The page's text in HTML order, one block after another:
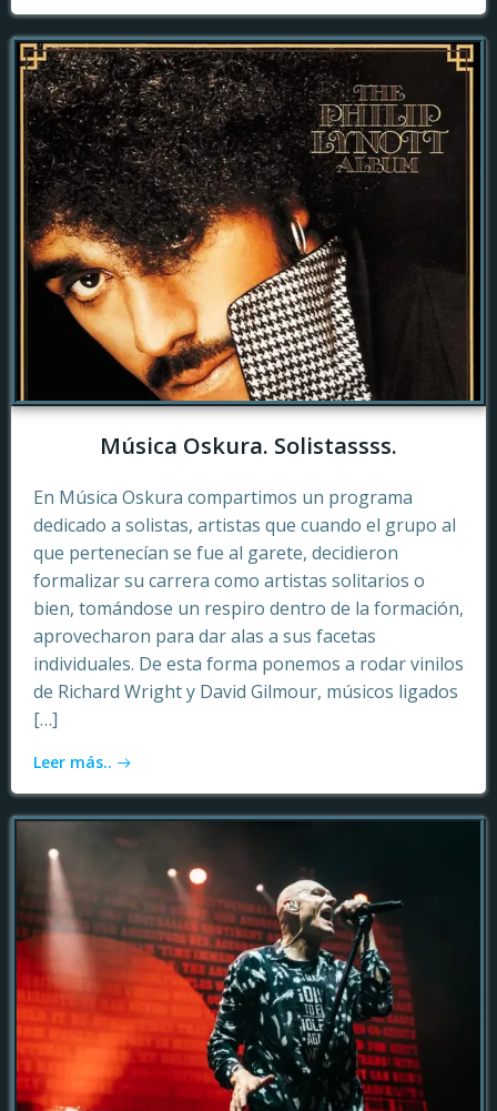
Música Oskura. Solistassss.
En Música Oskura compartimos un programa
dedicado a solistas, artistas que cuando el grupo al
que pertenecían se fue al garete, decidieron
formalizar su carrera como artistas solitarios o
bien, tomándose un respiro dentro de la formación,
aprovecharon para dar alas a sus facetas
individuales. De esta forma ponemos a rodar vinilos
de Richard Wright y David Gilmour, músicos ligados
[…]
Leer más..